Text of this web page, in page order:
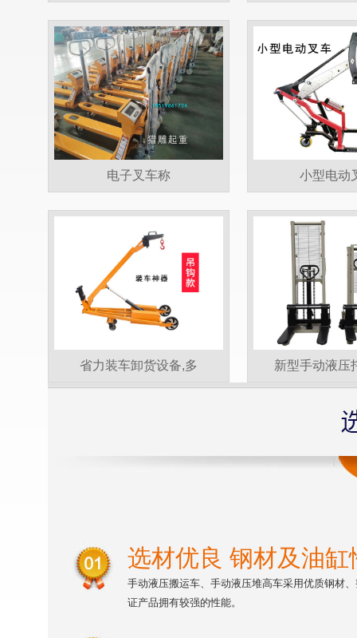
电子叉车称 小型电动
省力装车卸货设备,多 新型手动液压
选材优良 钢材及油缸
手动液压搬运车、手动液压堆高车采用优质钢材
证产品拥有较强的性能。